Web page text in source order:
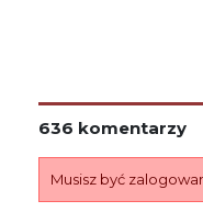
636 komentarzy
Musisz być